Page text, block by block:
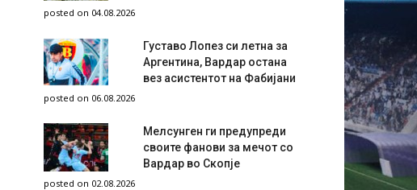
posted on 04.08.2026
Густаво Лопез си летна за
Аргентина, Вардар остана
вез асистентот на Фабијани
posted on 06.08.2026
Мелсунген ги предупреди
своите фанови за мечот со
Вардар во Скопје
posted on 02.08.2026